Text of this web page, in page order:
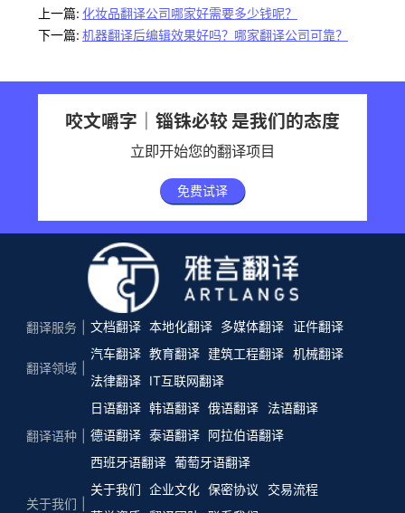
上一篇: 化妆品翻译公司哪家好需要多少钱呢？
下一篇: 机器翻译后编辑效果好吗？哪家翻译公司可靠？
咬文嚼字｜锱铢必较 是我们的态度
立即开始您的翻译项目
免费试译
翻译服务 文档翻译 本地化翻译 多媒体翻译 证件翻译
翻译领域
汽车翻译 教育翻译 建筑工程翻译 机械翻译
法律翻译
IT互联网翻译
翻译语种
日语翻译 韩语翻译 俄语翻译
法语翻译
德语翻译 泰语翻译 阿拉伯语翻译
西班牙语翻译 葡萄牙语翻译
关于我们
关于我们 企业文化 保密协议
交易流程